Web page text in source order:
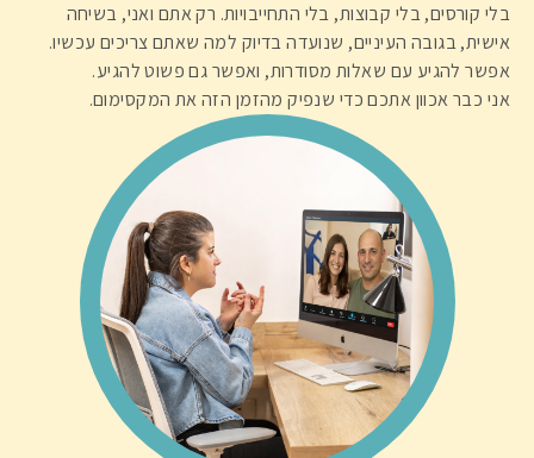
בלי קורסים, בלי קבוצות, בלי התחייבויות. רק אתם ואני, בשיחה
אישית, בגובה העיניים, שנועדה בדיוק למה שאתם צריכים עכשיו.
אפשר להגיע עם שאלות מסודרות, ואפשר גם פשוט להגיע.
אני כבר אכוון אתכם כדי שנפיק מהזמן הזה את המקסימום.